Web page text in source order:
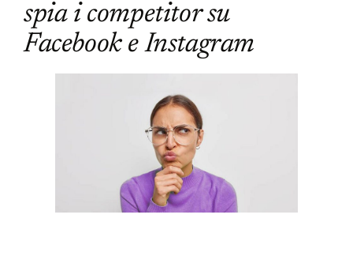
spia i competitor su
Facebook e Instagram